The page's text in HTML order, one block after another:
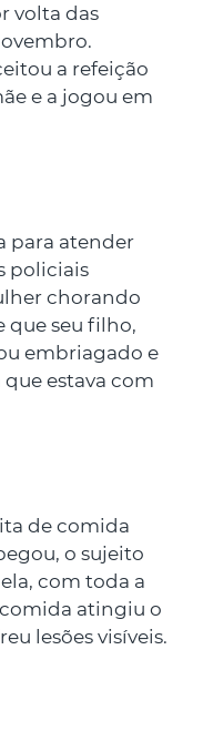
volta das
a refeição
e a jogou em
para atender
policiais
chorando
que seu filho,
embriagado e
que estava com
de comida
o sujeito
com toda a
atingiu o
lesões visíveis.